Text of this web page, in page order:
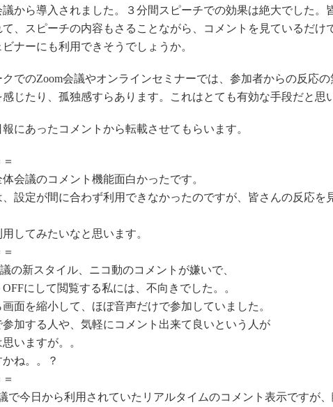
議から導入されました。３分間スピーチでの効果は絶大でした。
て、スピーチの内容もさることながら、コメントを見ているだけ
ナーにも利用できそうでしょうか。
クでのZoom会議やオンラインセミナーでは、参加者からの反応
感じたり、孤独感すらあります。これはとても有効な手段だと思
にあったコメントから転載させてもらいます。
会議のコメント機能面白かったです。
設定が間に合わず利用できなかったのですが、皆さんの反応を
してみたいなと思います。
の新スタイル、ニコ動のコメントが嫌いで、
OFFにして閲覧する私には、不向きでした。。
面を縮小して、ほぼ音声だけで参加していました。
参加する人や、気軽にコメント出来て良いという人が
いますが。。
ね。。？
で今日から利用されていたリアルタイムのコメント表示ですが